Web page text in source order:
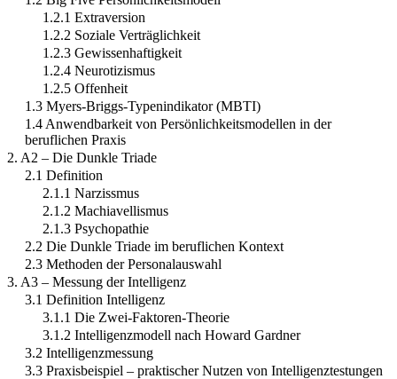
1.2.1 Extraversion
1.2.2 Soziale Verträglichkeit
1.2.3 Gewissenhaftigkeit
1.2.4 Neurotizismus
1.2.5 Offenheit
1.3 Myers-Briggs-Typenindikator (MBTI)
1.4 Anwendbarkeit von Persönlichkeitsmodellen in der
beruflichen Praxis
2. A2 – Die Dunkle Triade
2.1 Definition
2.1.1 Narzissmus
2.1.2 Machiavellismus
2.1.3 Psychopathie
2.2 Die Dunkle Triade im beruflichen Kontext
2.3 Methoden der Personalauswahl
3. A3 – Messung der Intelligenz
3.1 Definition Intelligenz
3.1.1 Die Zwei-Faktoren-Theorie
3.1.2 Intelligenzmodell nach Howard Gardner
3.2 Intelligenzmessung
3.3 Praxisbeispiel – praktischer Nutzen von Intelligenztestungen